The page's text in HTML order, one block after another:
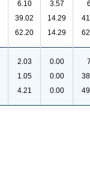
6.10
39.02
62.20
3.57
14.29
14.29
2.03
1.05
4.21
0.00
0.00
0.00